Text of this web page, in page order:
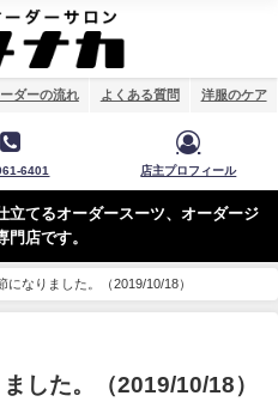
ダーの流れ よくある質問 洋服のケア
6401 店主プロフィール
立てるオーダースーツ、オーダージ
門店です。
になりました。（2019/10/18）
した。（2019/10/18）